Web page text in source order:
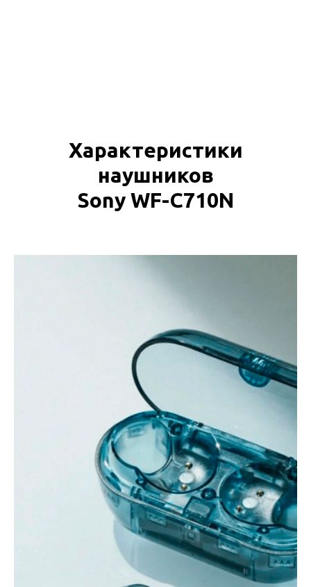
Характеристики
наушников
Sony WF-C710N